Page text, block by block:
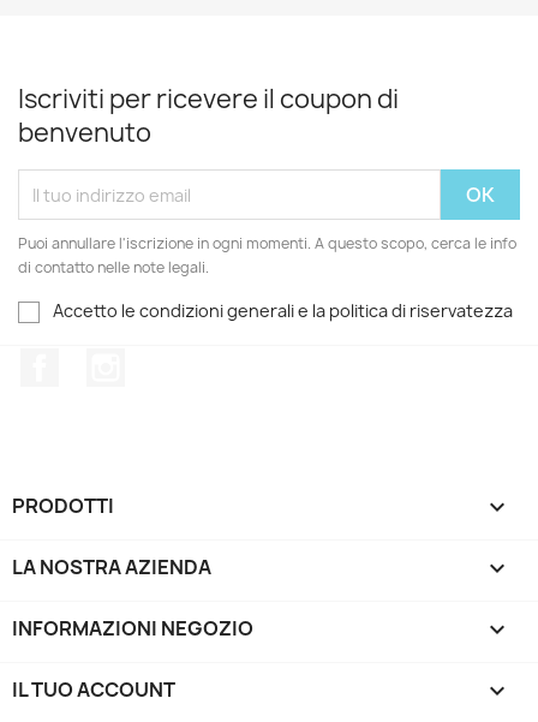
Iscriviti per ricevere il coupon di
benvenuto
Puoi annullare l'iscrizione in ogni momenti. A questo scopo, cerca le info
di contatto nelle note legali.
Accetto le condizioni generali e la politica di riservatezza
PRODOTTI 
LA NOSTRA AZIENDA 
INFORMAZIONI NEGOZIO keyboard_arrow_down
IL TUO ACCOUNT 